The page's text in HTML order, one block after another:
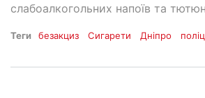
слабоалкогольних напоїв та
Теги безакциз Сигарети Дніпро